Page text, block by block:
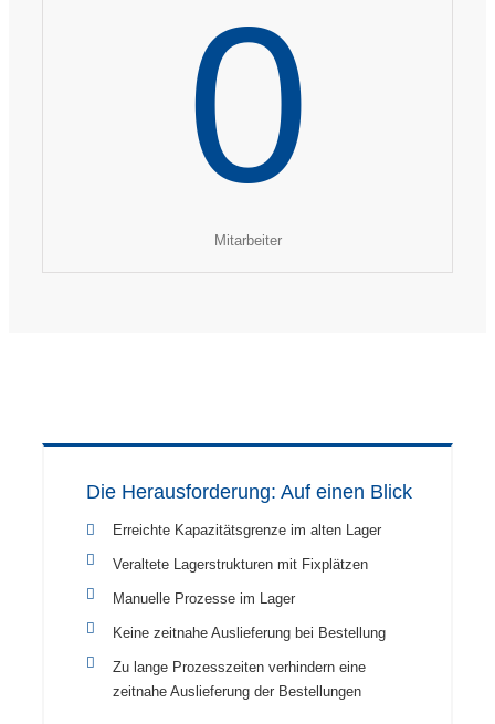
0
Mitarbeiter
Die Herausforderung: Auf einen Blick
Erreichte Kapazitätsgrenze im alten Lager
Veraltete Lagerstrukturen mit Fixplätzen
Manuelle Prozesse im Lager
Keine zeitnahe Auslieferung bei Bestellung
Zu lange Prozesszeiten verhindern eine
zeitnahe Auslieferung der Bestellungen